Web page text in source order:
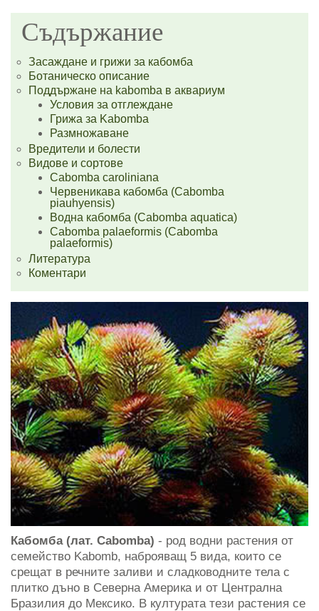
Съдържание
Засаждане и грижи за кабомба
Ботаническо описание
Поддържане на kabomba в аквариум
Условия за отглеждане
Грижа за Kabomba
Размножаване
Вредители и болести
Видове и сортове
Cabomba caroliniana
Червеникава кабомба (Cabomba
piauhyensis)
Водна кабомба (Cabomba aquatica)
Cabomba palaeformis (Cabomba
palaeformis)
Литература
Коментари
Кабомба (лат. Cabomba) - род водни растения от
семейство Kabomb, наброяващ 5 вида, които се
срещат в речните заливи и сладководните тела с
плитко дъно в Северна Америка и от Централна
Бразилия до Мексико. В културата тези растения се